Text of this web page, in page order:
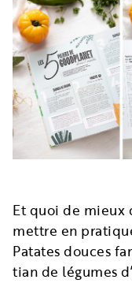
Et quoi de mieux
mettre en
Patates douces
tian de légumes